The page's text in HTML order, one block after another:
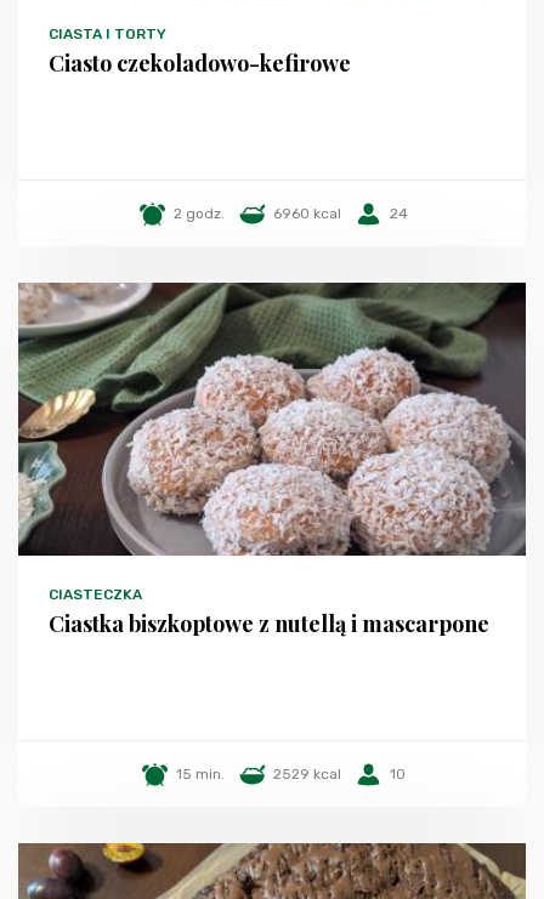
CIASTA I TORTY
Ciasto czekoladowo-kefirowe
2 godz. 6960 kcal 24
CIASTECZKA
Ciastka biszkoptowe z nutellą i mascarpone
15 min. 2529 kcal 10